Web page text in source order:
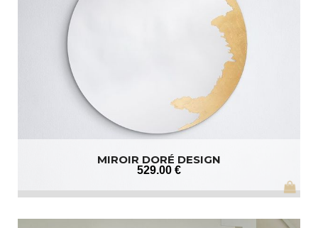
MIROIR DORÉ DESIGN
529.00 €